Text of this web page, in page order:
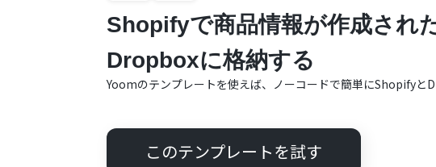
Shopifyで商品情報が作成され
Dropboxに格納する
Yoomのテンプレートを使えば、ノーコードで簡単にShopifyと
このテンプレートを試す